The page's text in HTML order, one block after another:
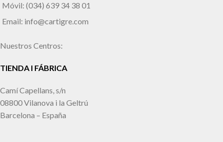
Móvil: (034) 639 34 38 01
Email: info@cartigre.com
Nuestros Centros:
TIENDA I FÁBRICA
Camí Capellans, s/n
08800 Vilanova i la Geltrú
Barcelona – España